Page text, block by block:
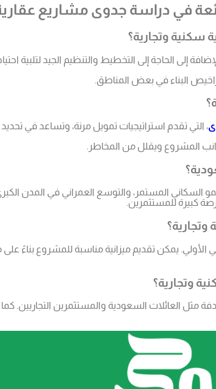
في دراسة جدوى مشاريع
سكنية وتجارية؟
إلى الحاجة إلى التخطيط والتنظيم الجيد لتلبية
البناء في بعض المناطق.
، التي تقدم استراتيجيات تمويل مرنة، وتساعد في
المشروع ويقلل من المخاطر.
السكاني المستمر، والتوسع العمراني في المدن
كبيرة للمستثمرين.
وتجارية؟
العائلات السعودية والمستثمرين التجاريين.